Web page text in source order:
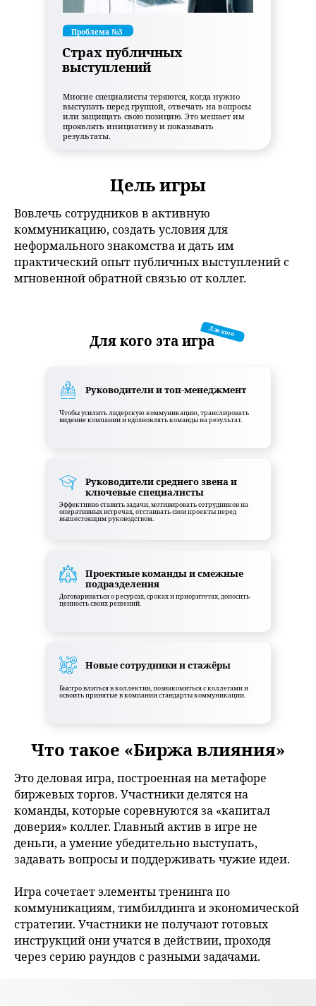
Проблема №3
Страх публичных
выступлений
Многие специалисты теряются, когда нужно
выступать перед группой, отвечать на вопросы
или защищать свою позицию. Это мешает им
проявлять инициативу и показывать
результаты.
Цель игры
Вовлечь сотрудников в активную
коммуникацию, создать условия для
неформального знакомства и дать им
практический опыт публичных выступлений с
мгновенной обратной связью от коллег.
Для кого эта игра
Руководители и топ-менеджмент
Чтобы усилить лидерскую коммуникацию, транслировать
видение компании и вдохновлять команды на результат.
Руководители среднего звена и
ключевые специалисты
Эффективно ставить задачи, мотивировать сотрудников на
оперативных встречах, отстаивать свои проекты перед
вышестоящим руководством.
Для кого
Проектные команды и смежные
подразделения
Договариваться о ресурсах, сроках и приоритетах, доносить
ценность своих решений.
Новые сотрудники и стажёры
Быстро влиться в коллектив, познакомиться с коллегами и
освоить принятые в компании стандарты коммуникации.
Что такое «Биржа влияния»
Это деловая игра, построенная на метафоре
биржевых торгов. Участники делятся на
команды, которые соревнуются за «капитал
доверия» коллег. Главный актив в игре не
деньги, а умение убедительно выступать,
задавать вопросы и поддерживать чужие идеи.
Игра сочетает элементы тренинга по
коммуникациям, тимбилдинга и экономической
стратегии. Участники не получают готовых
инструкций они учатся в действии, проходя
через серию раундов с разными задачами.